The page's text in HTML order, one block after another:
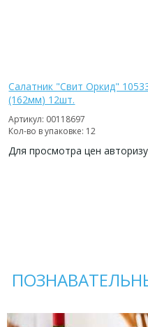
Салатник "Свит Оркид"
(162мм) 12шт.
Артикул: 00118697
Кол-во в упаковке: 12
Для просмотра цен